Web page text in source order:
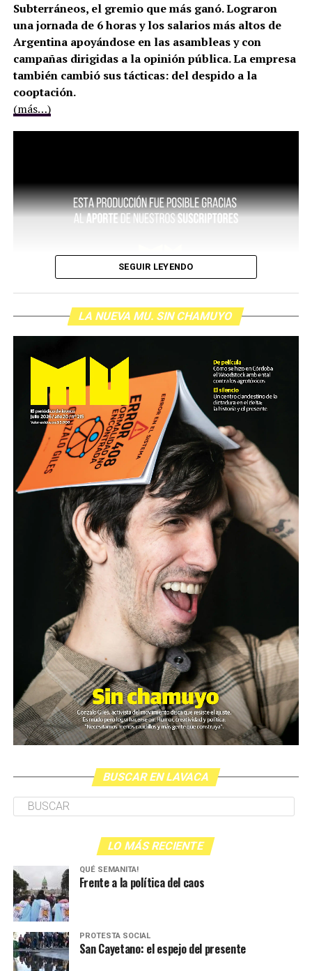
Subterráneos, el gremio que más ganó. Lograron
una jornada de 6 horas y los salarios más altos de
Argentina apoyándose en las asambleas y con
campañas dirigidas a la opinión pública. La empresa
también cambió sus tácticas: del despido a la
cooptación.
(más…)
SEGUIR LEYENDO
LA NUEVA MU. SIN CHAMUYO
BUSCAR EN LAVACA
LO MÁS RECIENTE
QUÉ SEMANITA!
Frente a la política del caos
PROTESTA SOCIAL
San Cayetano: el espejo del presente